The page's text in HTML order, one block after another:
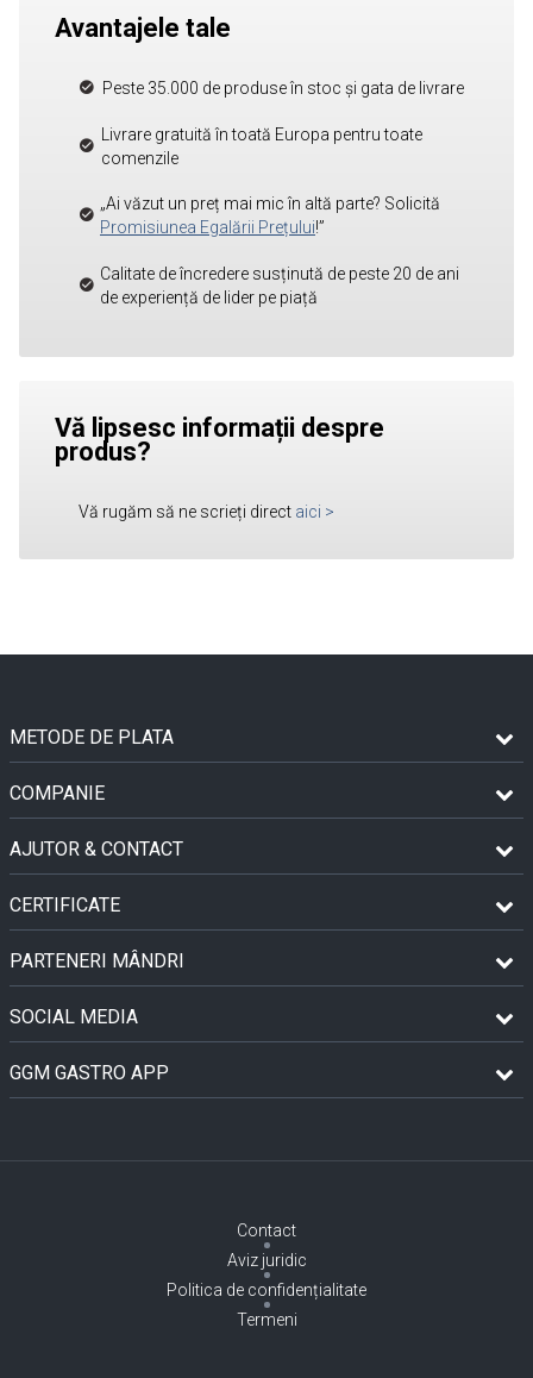
Avantajele tale
Peste 35.000 de produse în stoc și gata de livrare
Livrare gratuită în toată Europa pentru toate
comenzile
„Ai văzut un preț mai mic în altă parte? Solicită
Promisiunea Egalării Prețului!”
Calitate de încredere susținută de peste 20 de ani
de experiență de lider pe piață
Vă lipsesc informații despre
produs?
Vă rugăm să ne scrieți direct aici >
METODE DE PLATA
COMPANIE
AJUTOR & CONTACT
CERTIFICATE
PARTENERI MÂNDRI
SOCIAL MEDIA
GGM GASTRO APP
Contact
Aviz juridic
Politica de confidențialitate
Termeni